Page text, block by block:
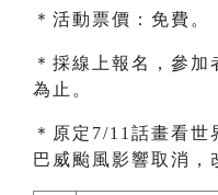
＊活動票價：免費。
＊採線上報名，參
為止。
＊原定7/11話畫看
巴威颱風影響取消，